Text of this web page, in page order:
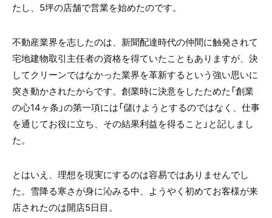
たし、5坪の店舗で営業を始めたのです。
不動産業界を志したのは、新聞配達時代の仲間に触発されて
宅地建物取引主任者の資格を得ていたこともありますが、決
してクリーンではなかった業界を革新するという強い思いに
突き動かされたからです。創業時に決意をしたためた「創業
の心14ヶ条」の第一項には「儲けようとするのではなく、仕事
を通じてお役に立ち、その結果利益を得ること」と記しまし
た。
とはいえ、理想を現実にするのは容易ではありませんでし
た。雪降る寒さが身に沁みる中、ようやく初めてお客様が来
店されたのは開店5日目。